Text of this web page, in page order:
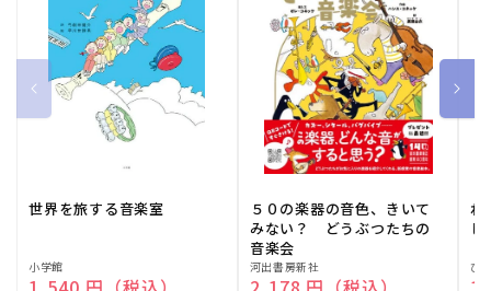
世界を旅する音楽室
販
小学館
５０の楽器の音色、きいて
みない？ どうぶつたちの
音楽会
販
河出書房新社
ね
販ひ